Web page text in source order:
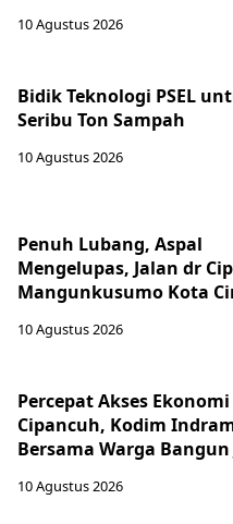
10 Agustus 2026
Bidik Teknologi PSEL
Seribu Ton Sampah
10 Agustus 2026
Penuh Lubang, Aspal
Mengelupas, Jalan dr
Mangunkusumo Kota
10 Agustus 2026
Percepat Akses Ekonomi
Cipancuh, Kodim
Bersama Warga
10 Agustus 2026